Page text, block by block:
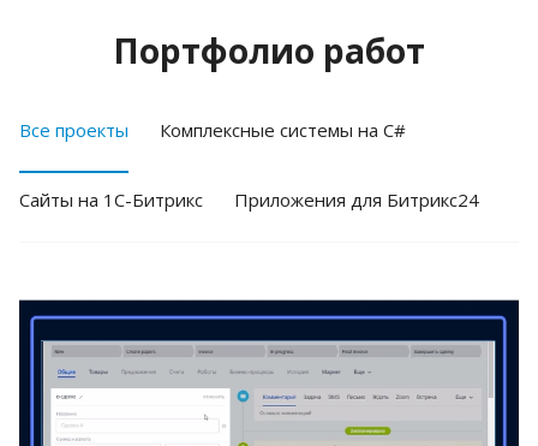
Портфолио работ
Все проекты Комплексные системы на C#
Cайты на 1С-Битрикс Приложения для Битрикс24